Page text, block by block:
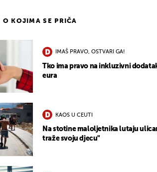
O KOJIMA SE PRIČA
IMAŠ PRAVO, OSTVARI GA!
Tko ima pravo na inkluzivni
eura
KAOS U CEUTI
Na stotine maloljetnika lutaju
traže svoju djecu"